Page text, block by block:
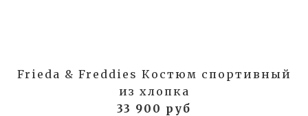
Frieda & Freddies Костюм спортивный
из хлопка
33 900 руб